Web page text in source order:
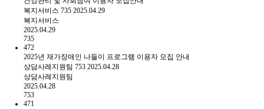
복지서비스 735 2025.04.29
복지서비스
2025.04.29
735
472
2025년 재가장애인 나들이 프로그램 이용자 모집 안내
상담사례지원팀 753 2025.04.28
상담사례지원팀
2025.04.28
753
471